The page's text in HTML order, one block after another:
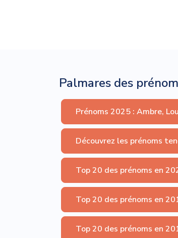
Palmares des
Prénoms 2025 : Ambre,
Découvrez les prénoms
Top 20 des prénoms en
Top 20 des prénoms en
Top 20 des prénoms en